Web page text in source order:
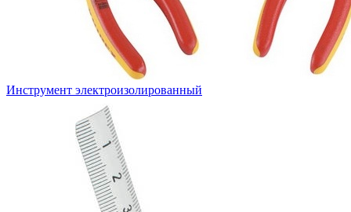
Инструмент электроизолированный